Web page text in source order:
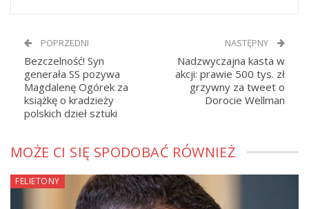
POPRZEDNI
Bezczelność! Syn
generała SS pozywa
Magdalenę Ogórek za
książkę o kradzieży
polskich dzieł sztuki
NASTĘPNY
Nadzwyczajna kasta w
akcji: prawie 500 tys. zł
grzywny za tweet o
Dorocie Wellman
MOŻE CI SIĘ SPODOBAĆ RÓWNIEŻ
FELIETONY